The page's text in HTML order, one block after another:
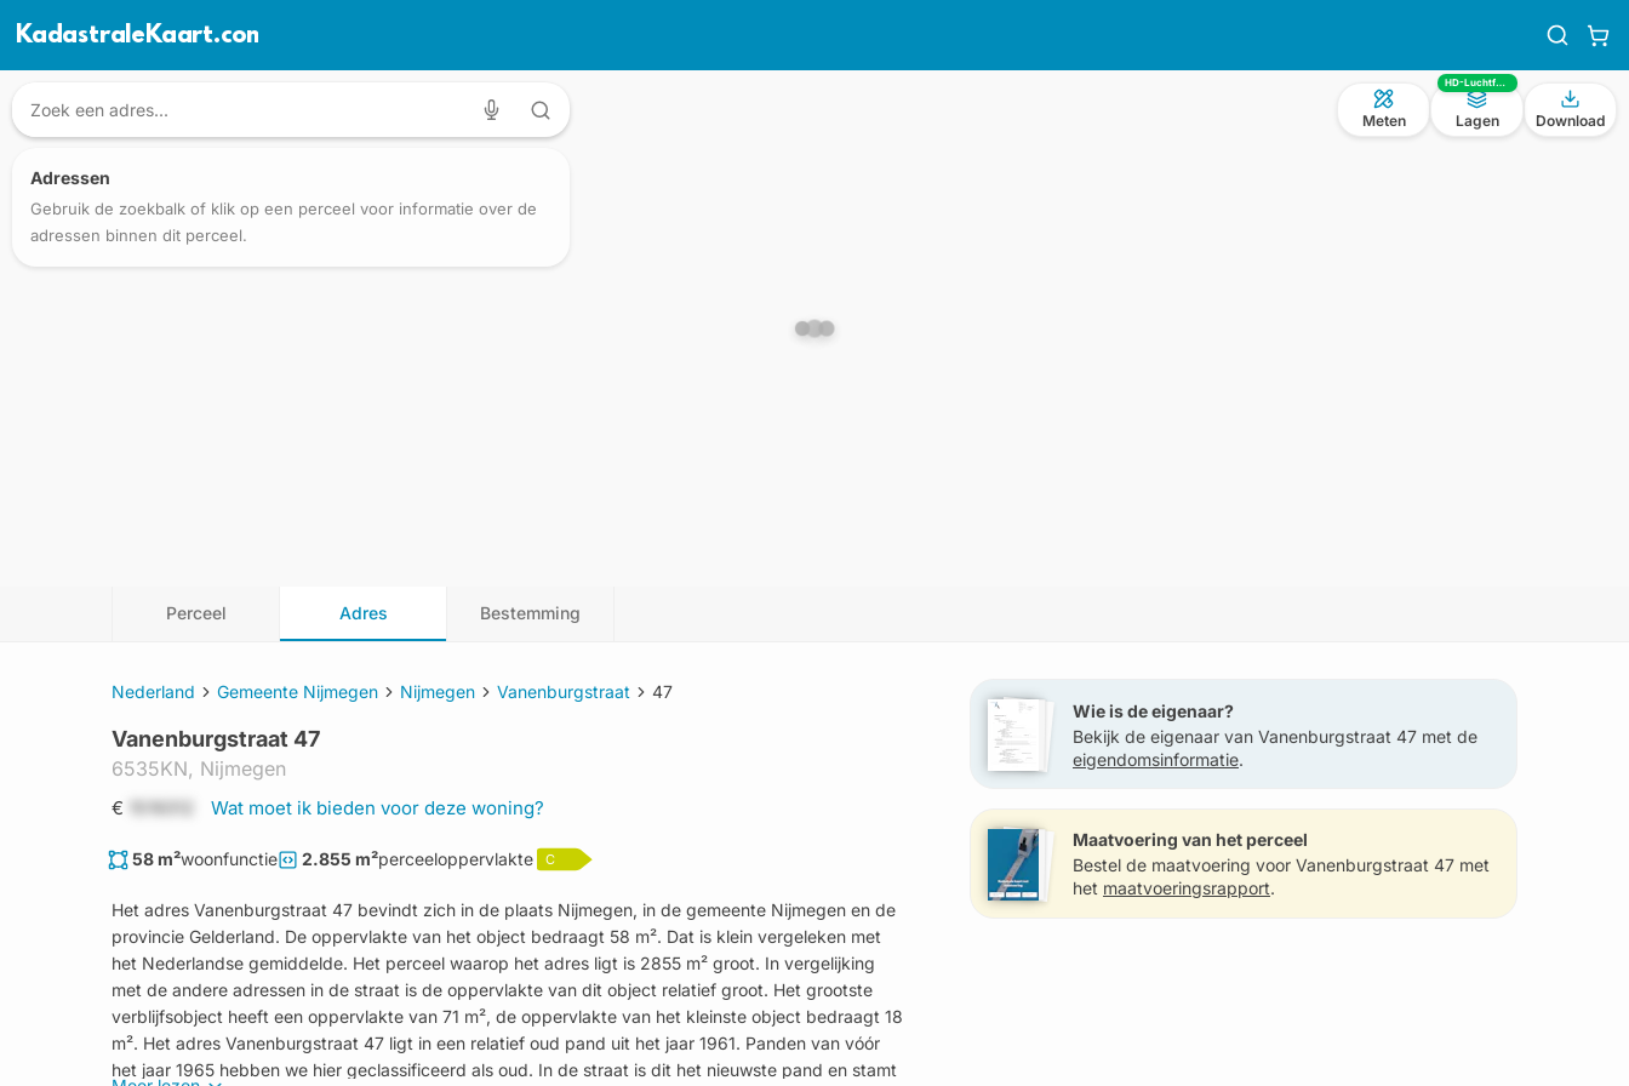
KadastraleKaart.com
Adressen
Gebruik de zoekbalk of klik op een perceel voor informatie over de
adressen binnen dit perceel.
Meten
HD-Luchtfoto
Lagen Download
Perceel Adres Bestemming
Nederland Gemeente Nijmegen Nijmegen Vanenburgstraat 47
Vanenburgstraat 47
6535KN, Nijmegen
€ 1519312 Wat moet ik bieden voor deze woning?
58 m²woonfunctie 2.855 m²perceeloppervlakte C
Het adres Vanenburgstraat 47 bevindt zich in de plaats Nijmegen, in de gemeente Nijmegen en de
provincie Gelderland. De oppervlakte van het object bedraagt 58 m². Dat is klein vergeleken met
het Nederlandse gemiddelde. Het perceel waarop het adres ligt is 2855 m² groot. In vergelijking
met de andere adressen in de straat is de oppervlakte van dit object relatief groot. Het grootste
verblijfsobject heeft een oppervlakte van 71 m², de oppervlakte van het kleinste object bedraagt 18
m². Het adres Vanenburgstraat 47 ligt in een relatief oud pand uit het jaar 1961. Panden van vóór
het jaar 1965 hebben we hier geclassificeerd als oud. In de straat is dit het nieuwste pand en stamt
Wie is de eigenaar?
Bekijk de eigenaar van Vanenburgstraat 47 met de
eigendomsinformatie.
Maatvoering van het perceel
Bestel de maatvoering voor Vanenburgstraat 47 met
het maatvoeringsrapport.